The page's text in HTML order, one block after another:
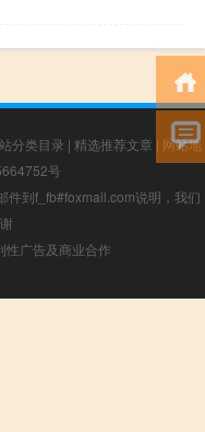
分类目录 | 精选推荐文章 | 网站地
号
件到f_fb#foxmail.com说明，我们
性广告及商业合作